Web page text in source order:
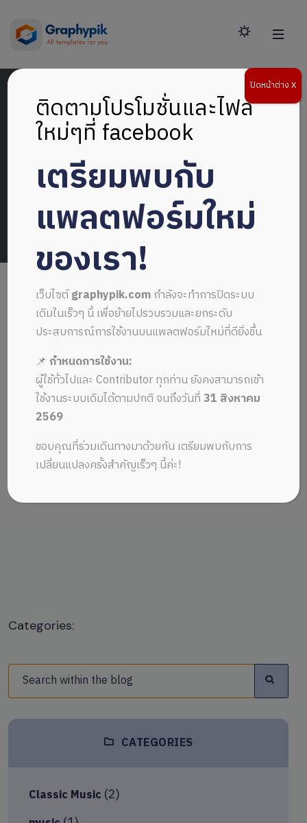
Categories:
CATEGORIES
Classic Music (2)
ติดตามโปรโมชั่นและไฟล์
ใหม่ๆที่ facebook
เตรียมพบกับ
แพลตฟอร์มใหม่
ของเรา!
เว็บไซต์graphypik.comกำลังจะทำการปิดระบบ
เดิมในเร็วๆ นี้ เพื่อย้ายไปรวบรวมและยกระดับ
ประสบการณ์การใช้งานบนแพลตฟอร์มใหม่ที่ดียิ่งขึ้น
📌กำหนดการใช้งาน:
ผู้ใช้ทั่วไปและ Contributor ทุกท่าน ยังคงสามารถเข้า
ใช้งานระบบเดิมได้ตามปกติ จนถึงวันที่ 31 สิงหาคม
2569
ขอบคุณที่ร่วมเดินทางมาด้วยกัน เตรียมพบกับการ
เปลี่ยนแปลงครั้งสำคัญเร็วๆ นี้ค่ะ!
ปิดหน้าต่าง X